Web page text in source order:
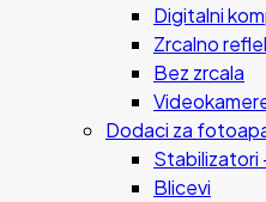
Digitalni
Zrcalno
Bez zrcala
Dodaci za
Stabilizatori
Blicevi